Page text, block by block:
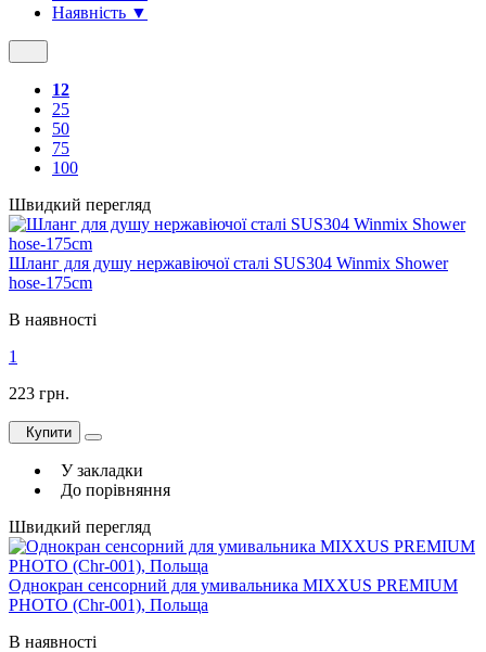
Наявність ▼
12
25
50
75
100
Швидкий перегляд
Шланг для душу нержавіючої сталі SUS304 Winmix Shower
hose-175cm
В наявності
1
223 грн.
Купити
У закладки
До порівняння
Швидкий перегляд
Однокран сенсорний для умивальника MIXXUS PREMIUM
PHOTO (Chr-001), Польща
В наявності